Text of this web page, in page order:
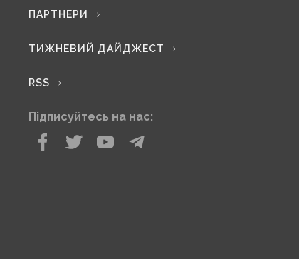
ПАРТНЕРИ
ТИЖНЕВИЙ ДАЙДЖЕСТ
RSS
Підписуйтесь на нас: